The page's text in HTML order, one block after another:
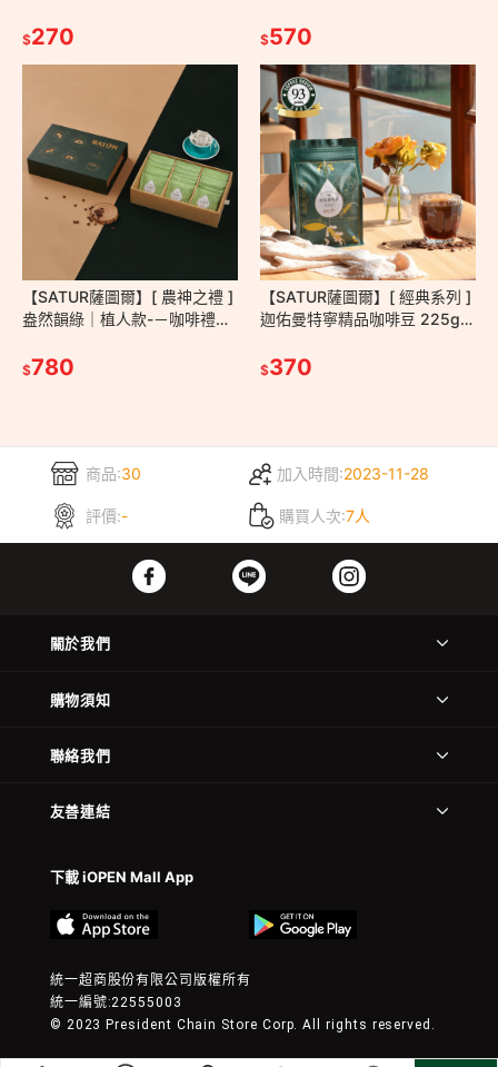
手沖 台灣百大伴手禮
$270
拿鐵
$570
【SATUR薩圖爾】[ 農神之禮 ]
盎然韻綠｜植人款-－咖啡禮盒
濾掛包 送禮
$780
【SATUR薩圖爾】[ 經典系列 ]
迦佑曼特寧精品咖啡豆 225g/
台灣百大伴手禮
$370
商品:30 加入時間:2023-11-28
評價:- 購買人次:7人
關於我們
購物須知
聯絡我們
友善連結
下載 iOPEN Mall App
統一超商股份有限公司版權所有
統一編號:22555003
© 2023 President Chain Store Corp. All rights reserved.